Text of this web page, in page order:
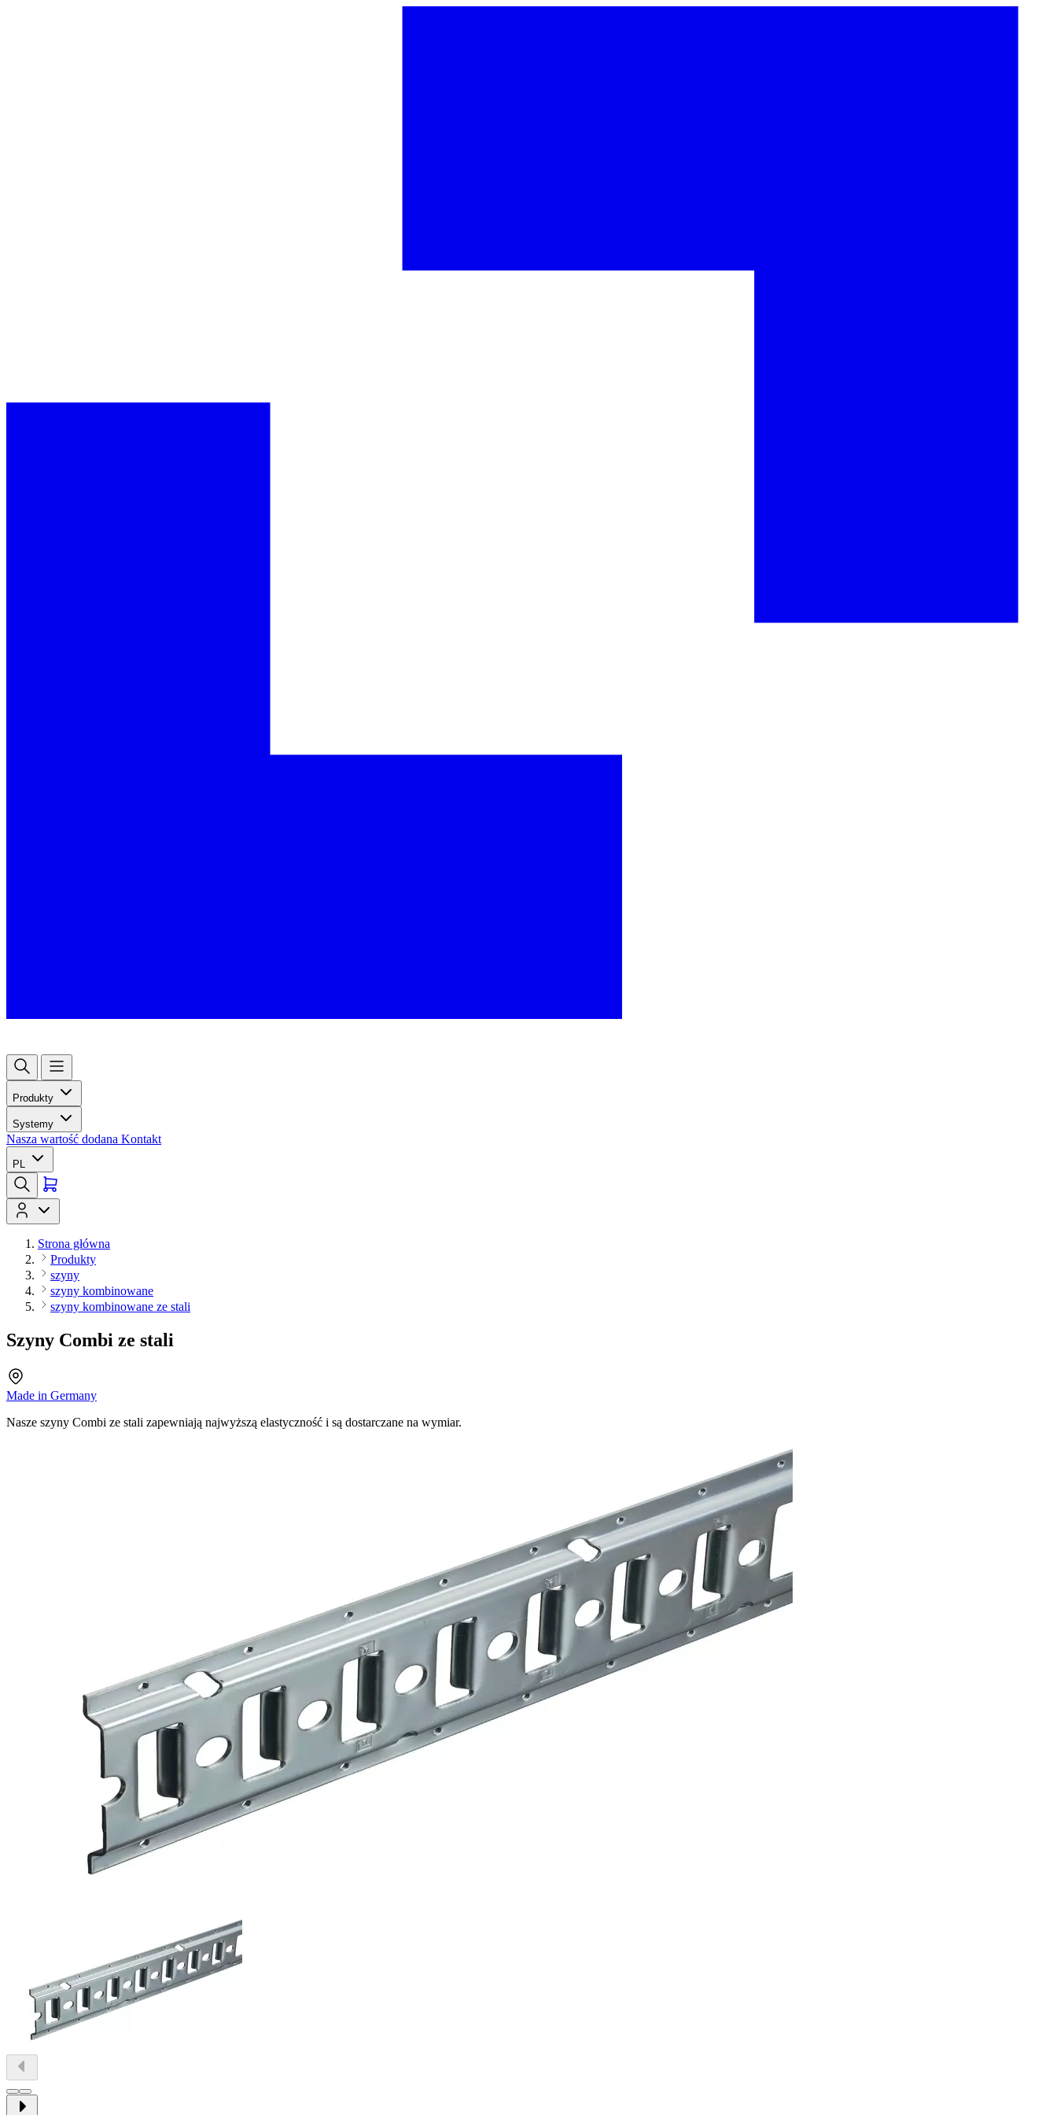
Produkty
Systemy
Nasza wartość dodana Kontakt
PL
Strona główna
Produkty
szyny
szyny kombinowane
szyny kombinowane ze stali
Szyny Combi ze stali
Made in Germany
Nasze szyny Combi ze stali zapewniają najwyższą elastyczność i są dostarczane na wymiar.